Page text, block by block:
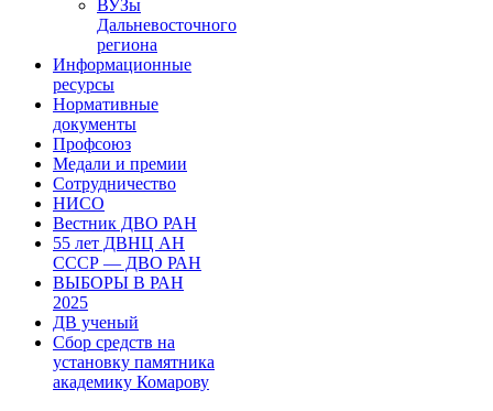
ВУЗы
Дальневосточного
региона
Информационные
ресурсы
Нормативные
документы
Профсоюз
Медали и премии
Сотрудничество
НИСО
Вестник ДВО РАН
55 лет ДВНЦ АН
СССР — ДВО РАН
ВЫБОРЫ В РАН
2025
ДВ ученый
Сбор средств на
установку памятника
академику Комарову